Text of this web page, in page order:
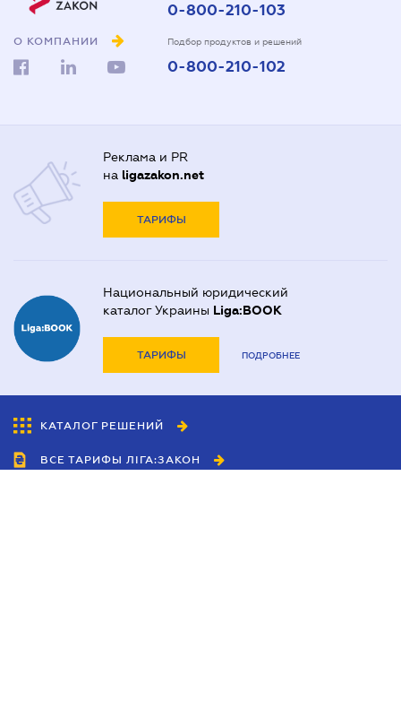
О КОМПАНИИ
0-800-210-103
Подбор продуктов и решений
0-800-210-102
Реклама и PR
на ligazakon.net
ТАРИФЫ
Национальный юридический
каталог Украины Liga:BOOK
ТАРИФЫ ПОДРОБНЕЕ
КАТАЛОГ РЕШЕНИЙ
ВСЕ ТАРИФЫ ЛІГА:ЗАКОН